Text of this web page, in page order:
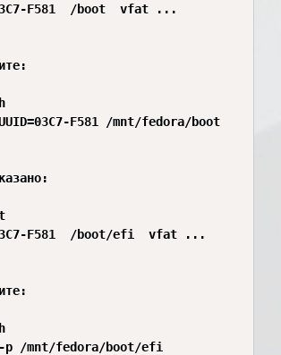
F581  /boot  vfat ...
F581 /mnt/fedora/boot
F581  /boot/efi  vfat ...
p /mnt/fedora/boot/efi